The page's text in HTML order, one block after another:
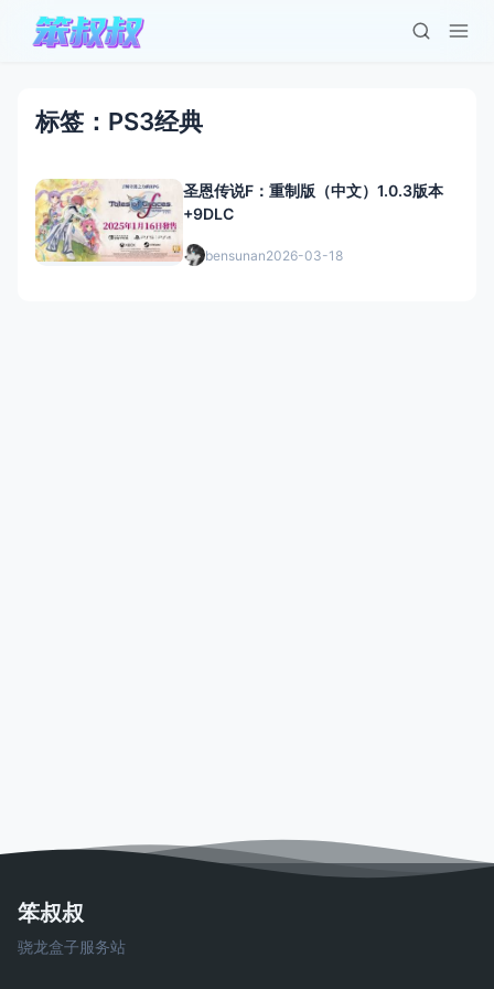
标签：PS3经典
圣恩传说F：重制版（中文）1.0.3版本
+9DLC
bensunan2026-03-18
笨叔叔
骁龙盒子服务站